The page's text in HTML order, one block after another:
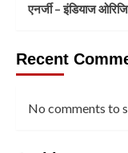
एनर्जी – इंडियाज
Recent
No comments to